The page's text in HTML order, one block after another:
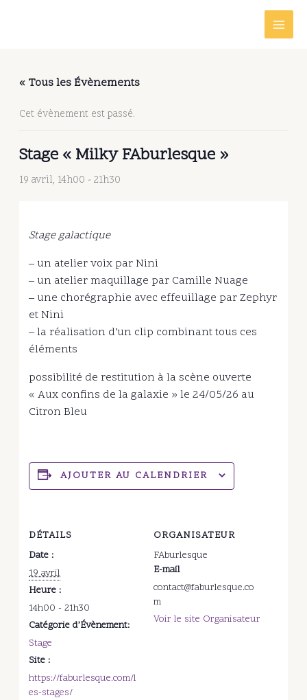
« Tous les Évènements
Cet évènement est passé.
Stage « Milky FAburlesque »
19 avril, 14h00 - 21h30
Stage galactique
– un atelier voix par Nini
– un atelier maquillage par Camille Nuage
– une chorégraphie avec effeuillage par Zephyr
et Nini
– la réalisation d’un clip combinant tous ces
éléments
possibilité de restitution à la scène ouverte
« Aux confins de la galaxie » le 24/05/26 au
Citron Bleu
AJOUTER AU CALENDRIER
DÉTAILS
Date :
19 avril
Heure :
14h00 - 21h30
Catégorie d’Évènement:
Stage
Site :
https://faburlesque.com/l
es-stages/
ORGANISATEUR
FAburlesque
E-mail
contact@faburlesque.co
m
Voir le site Organisateur